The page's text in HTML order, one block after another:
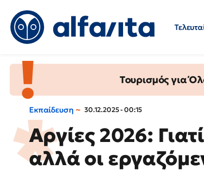
Τουρισμός για
Εκπαίδευση 30.12.2025 - 00:15
Αργίες 2026:
αλλά οι